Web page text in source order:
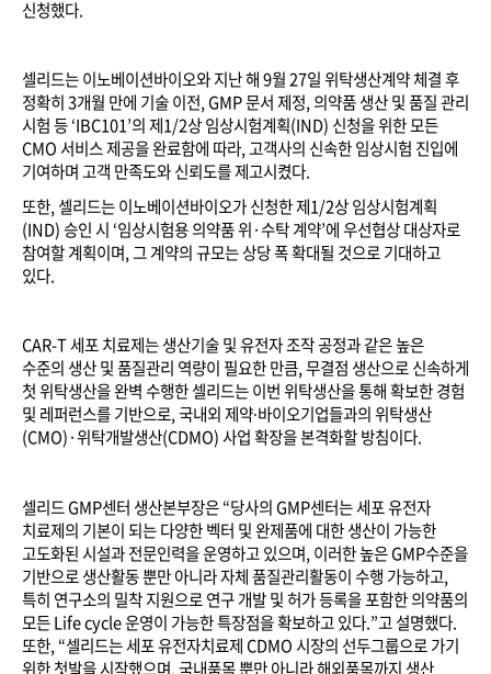
신청했다.
셀리드는 이노베이션바이오와 지난 해9월27일 위탁생산계약 체결 후
정확히3개월 만에 기술 이전, GMP문서 제정, 의약품 생산 및 품질 관리
시험 등‘IBC101’의 제1/2상 임상시험계획(IND) 신청을 위한 모든
CMO 서비스 제공을 완료함에 따라,고객사의 신속한 임상시험 진입에
기여하며 고객 만족도와 신뢰도를 제고시켰다.
또한, 셀리드는 이노베이션바이오가 신청한 제1/2상 임상시험계획
(IND)승인 시 ‘임상시험용 의약품 위·수탁 계약’에 우선협상 대상자로
참여할 계획이며,그 계약의 규모는 상당 폭 확대될 것으로 기대하고
있다.
CAR-T세포 치료제는 생산기술 및 유전자 조작 공정과 같은 높은
수준의 생산 및 품질관리 역량이 필요한 만큼,무결점 생산으로 신속하게
첫 위탁생산을 완벽 수행한 셀리드는 이번 위탁생산을 통해 확보한 경험
및 레퍼런스를 기반으로,국내외 제약∙바이오기업들과의 위탁생산
(CMO)·위탁개발생산(CDMO)사업 확장을 본격화할 방침이다.
셀리드GMP센터 생산본부장은“당사의GMP센터는 세포 유전자
치료제의 기본이 되는 다양한 벡터 및 완제품에 대한 생산이 가능한
고도화된 시설과 전문인력을 운영하고 있으며, 이러한 높은GMP수준을
기반으로 생산활동 뿐만 아니라 자체 품질관리활동이 수행 가능하고,
특히 연구소의 밀착 지원으로 연구 개발 및 허가 등록을 포함한 의약품의
모든Life cycle운영이 가능한 특장점을 확보하고 있다.”고 설명했다.
또한, “셀리드는 세포 유전자치료제CDMO 시장의 선두그룹으로 가기
위한 첫발을 시작했으며,국내품목 뿐만 아니라 해외품목까지 생산